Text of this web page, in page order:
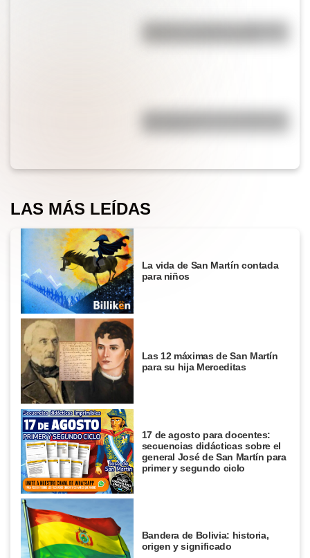
"Quizás" o "quizá": ¿cuál es la
¿Por qué cortar una cebolla nos
LAS MÁS LEÍDAS
La vida de San Martín contada
para niños
Las 12 máximas de San Martín
para su hija Merceditas
17 de agosto para docentes:
secuencias didácticas sobre el
general José de San Martín para
primer y segundo ciclo
Bandera de Bolivia: historia,
origen y significado